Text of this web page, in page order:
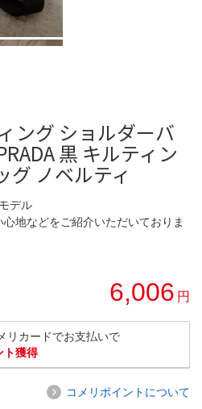
ング ショルダーバ
黒 キルティン
グ ノベルティ
デル
地などをご紹介いただいておりま
6,006 円
リカードでお支払いで
ト獲得
コメリポイントについて